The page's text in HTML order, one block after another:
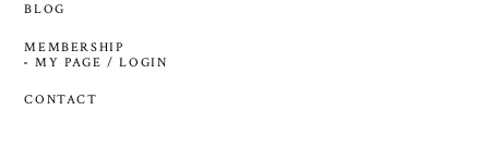
BLOG
MEMBERSHIP
MY PAGE / LOGIN
CONTACT